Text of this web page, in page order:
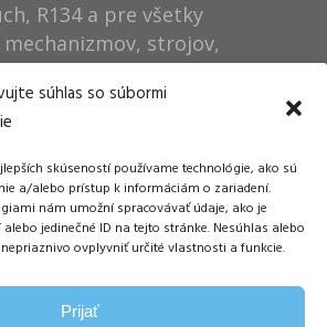
súhlas so súbormi
skúseností používame technológie, ako sú
a/alebo prístup k informáciám o zariadení.
nám umožní spracovávať údaje, ako je
jedinečné ID na tejto stránke. Nesúhlas alebo
ovplyvniť určité vlastnosti a funkcie.
Prijať
R134 a pre všetky
strojov,
rušňov…
P a P
905 311 248